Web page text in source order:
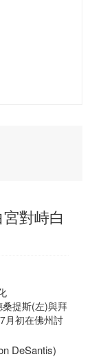
對峙白
提斯(左)與拜
月初在佛州討
DeSantis)